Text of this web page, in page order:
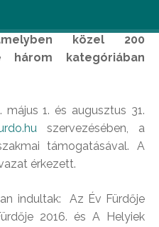
közel 200
három kategóriában
1. és augusztus 31.
szervezésében, a
támogatásával. A
érkezett.
indultak: Az Év Fürdője
2016. és A Helyiek